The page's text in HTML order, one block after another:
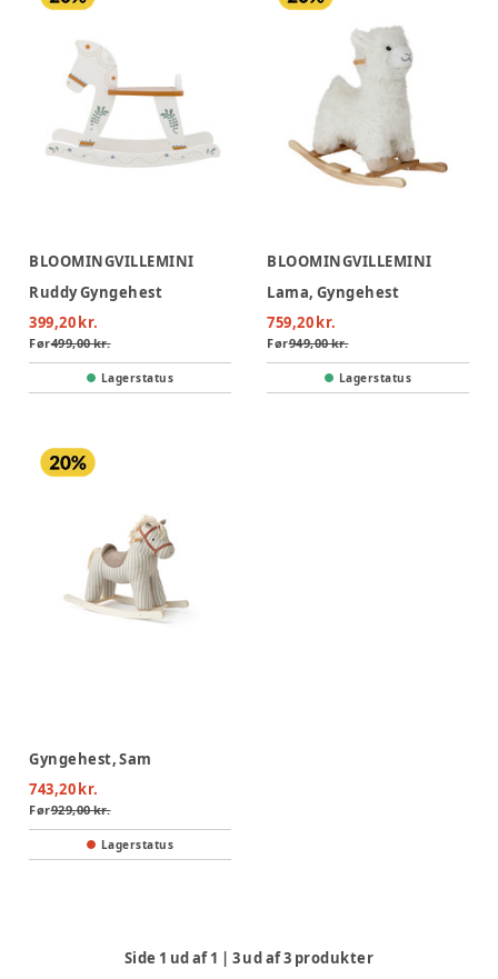
BLOOMINGVILLEMINI
Ruddy Gyngehest
399,20 kr.
Før499,00 kr.
Lagerstatus
BLOOMINGVILLEMINI
Lama, Gyngehest
759,20 kr.
Før949,00 kr.
Lagerstatus
Gyngehest, Sam
743,20 kr.
Før929,00 kr.
Lagerstatus
Side 1 ud af1 | 3ud af3 produkter